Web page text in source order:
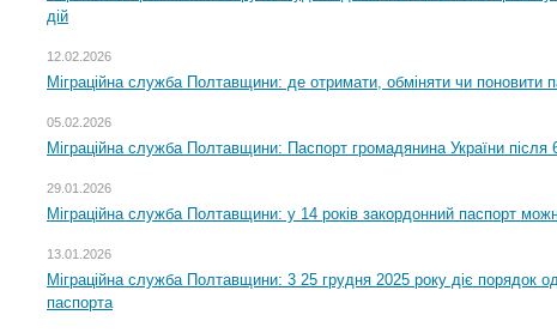
дій
12.02.2026
Міграційна служба Полтавщини: де отримати, обміняти чи поновити
05.02.2026
Міграційна служба Полтавщини: Паспорт громадянина України після
29.01.2026
Міграційна служба Полтавщини: у 14 років закордонний паспорт
13.01.2026
Міграційна служба Полтавщини: 3 25 грудня 2025 року діє порядок
паспорта